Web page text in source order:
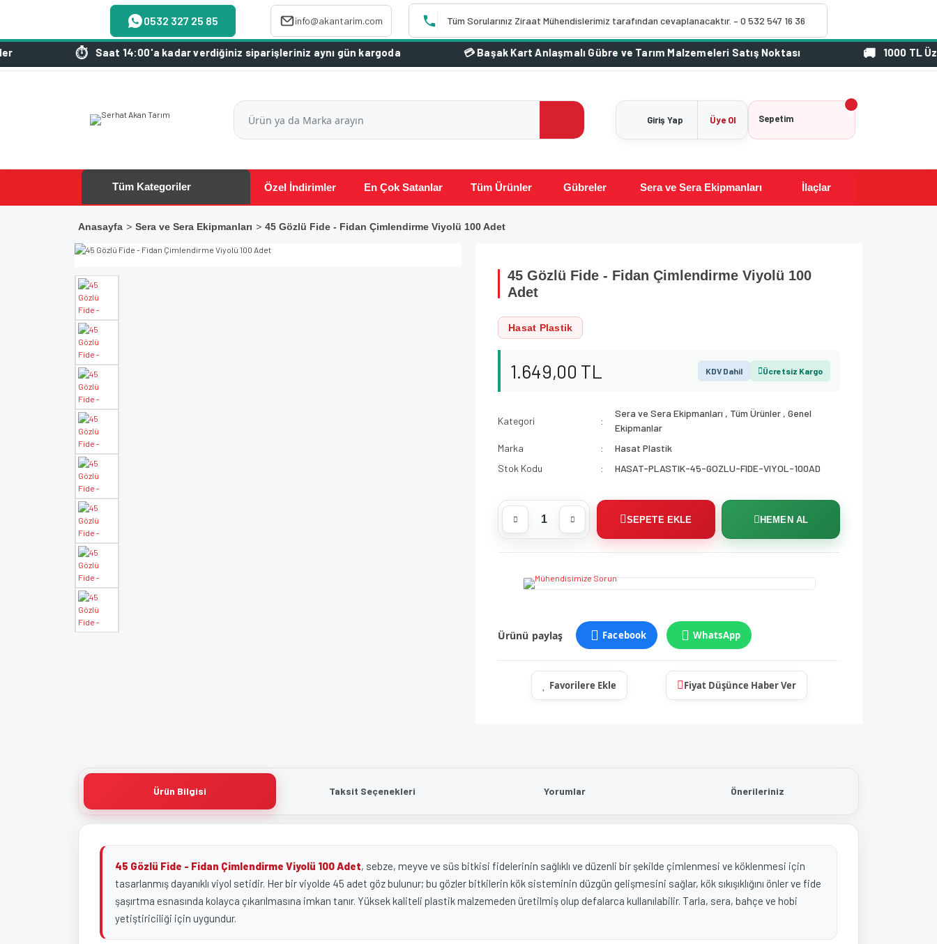
0532 327 25 85 info@akantarim.com Tüm Sorularınız Ziraat Mühendislerimiz tarafından cevaplanacaktır. – 0 532 547 16 36
Saat 14:00'a kadar verdiğiniz siparişleriniz aynı gün kargoda 1000 TL Üzeri
Giriş Yap Üye Ol Sepetim
Tüm Kategoriler Özel İndirimler En Çok Satanlar Tüm Ürünler Gübreler Sera ve Sera Ekipmanları İlaçlar
Anasayfa Sera ve Sera Ekipmanları 45 Gözlü Fide - Fidan Çimlendirme Viyolü 100 Adet
45 Gözlü Fide - Fidan Çimlendirme Viyolü 100
Adet
Hasat Plastik
1.649,00 TL KDV Dahil Ücretsiz Kargo
Kategori
Sera ve Sera Ekipmanları , Tüm Ürünler ,Genel
Ekipmanlar
Marka
Hasat Plastik
Stok Kodu
HASAT-PLASTIK-45-GOZLU-FIDE-VIYOL-100AD
SEPETE EKLE HEMEN AL
Ürünü paylaş Facebook WhatsApp
Fiyat Düşünce Haber Ver
Ürün Bilgisi Taksit Seçenekleri Yorumlar Önerileriniz
45 Gözlü Fide - Fidan Çimlendirme Viyolü 100 Adet, sebze, meyve ve süs bitkisi fidelerinin sağlıklı ve düzenli bir şekilde çimlenmesi ve köklenmesi için
tasarlanmış dayanıklı viyol setidir. Her bir viyolde 45 adet göz bulunur; bu gözler bitkilerin kök sisteminin düzgün gelişmesini sağlar, kök sıkışıklığını önler ve fide
şaşırtma esnasında kolayca çıkarılmasına imkan tanır. Yüksek kaliteli plastik malzemeden üretilmiş olup defalarca kullanılabilir. Tarla, sera, bahçe ve hobi
yetiştiriciliği için uygundur.